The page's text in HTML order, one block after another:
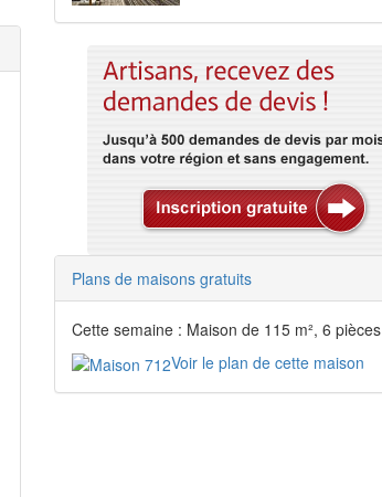
Plans de maisons gratuits
Cette semaine : Maison de 115 m², 6 pièces
Voir le plan de cette maison